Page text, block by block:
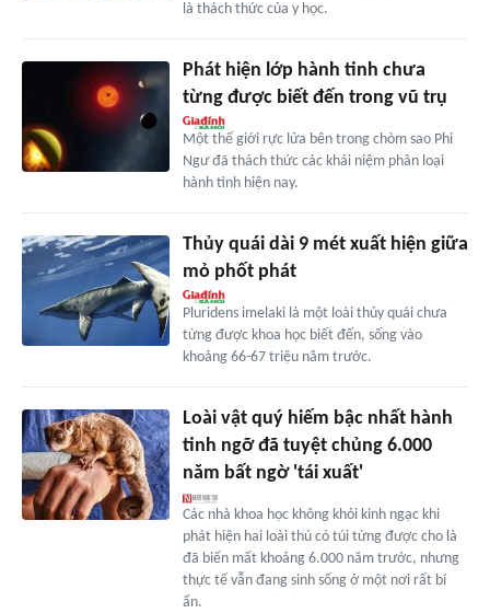
là thách thức của y học.
Phát hiện lớp hành tinh chưa
từng được biết đến trong vũ trụ
Một thế giới rực lửa bên trong chòm sao Phi
Ngư đã thách thức các khái niệm phân loại
hành tinh hiện nay.
Thủy quái dài 9 mét xuất hiện giữa
mỏ phốt phát
Pluridens imelaki là một loài thủy quái chưa
từng được khoa học biết đến, sống vào
khoảng 66-67 triệu năm trước.
Loài vật quý hiếm bậc nhất hành
tinh ngỡ đã tuyệt chủng 6.000
năm bất ngờ 'tái xuất'
Các nhà khoa học không khỏi kinh ngạc khi
phát hiện hai loài thú có túi từng được cho là
đã biến mất khoảng 6.000 năm trước, nhưng
thực tế vẫn đang sinh sống ở một nơi rất bí
ẩn.